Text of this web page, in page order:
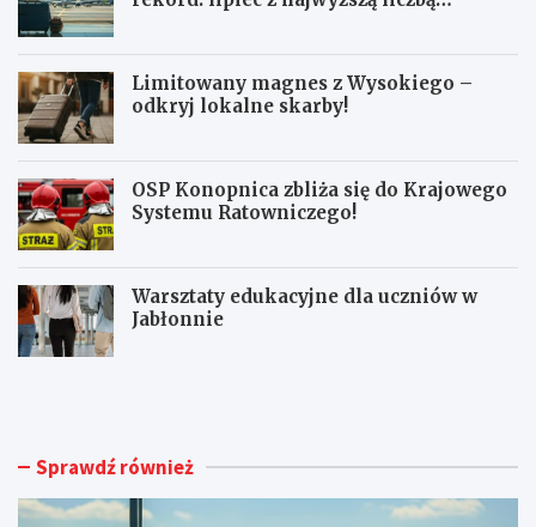
Limitowany magnes z Wysokiego –
odkryj lokalne skarby!
OSP Konopnica zbliża się do Krajowego
Systemu Ratowniczego!
Warsztaty edukacyjne dla uczniów w
Jabłonnie
L
n
i
L
o
a
Sprawdź również